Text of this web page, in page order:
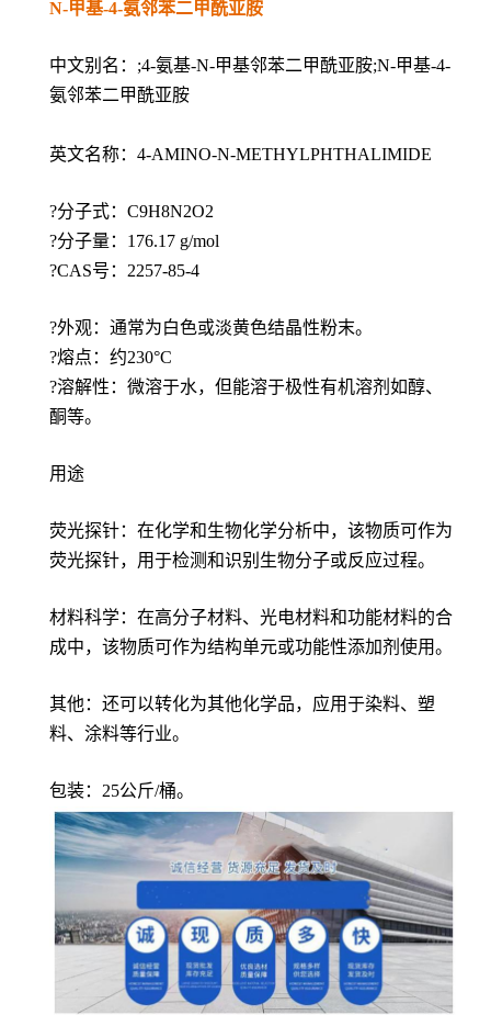
N-甲基-4-氨邻苯二甲酰亚胺
中文别名：;4-氨基-N-甲基邻苯二甲酰亚胺;N-甲基-4-
氨邻苯二甲酰亚胺
英文名称：4-AMINO-N-METHYLPHTHALIMIDE
?分子式：C9H8N2O2
?分子量：176.17 g/mol
?CAS号：2257-85-4
?外观：通常为白色或淡黄色结晶性粉末。
?熔点：约230°C
?溶解性：微溶于水，但能溶于极性有机溶剂如醇、
酮等。
用途
荧光探针：在化学和生物化学分析中，该物质可作为
荧光探针，用于检测和识别生物分子或反应过程。
材料科学：在高分子材料、光电材料和功能材料的合
成中，该物质可作为结构单元或功能性添加剂使用。
其他：还可以转化为其他化学品，应用于染料、塑
料、涂料等行业。
包装：25公斤/桶。